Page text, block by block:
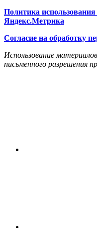
Политика
Яндекс.Метрика
Согласие на обработку
Использование
письменного разрешения